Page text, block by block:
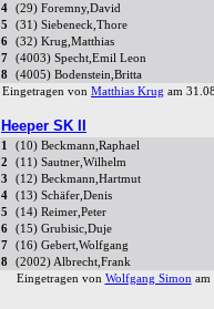
4 (29) Foremny,David
5 (31) Siebeneck,Thore
6 (32) Krug,Matthias
7 (4003) Specht,Emil Leon
8 (4005) Bodenstein,Britta
Eingetragen von Matthias Krug am
Heeper SK II
1
(10) Beckmann,Raphael
2 (11) Sautner,Wilhelm
3 (12) Beckmann,Hartmut
4 (13) Schäfer,Denis
5 (14) Reimer,Peter
6 (15) Grubisic,Duje
7 (16) Gebert,Wolfgang
8 (2002) Albrecht,Frank
Eingetragen von Wolfgang Simonam